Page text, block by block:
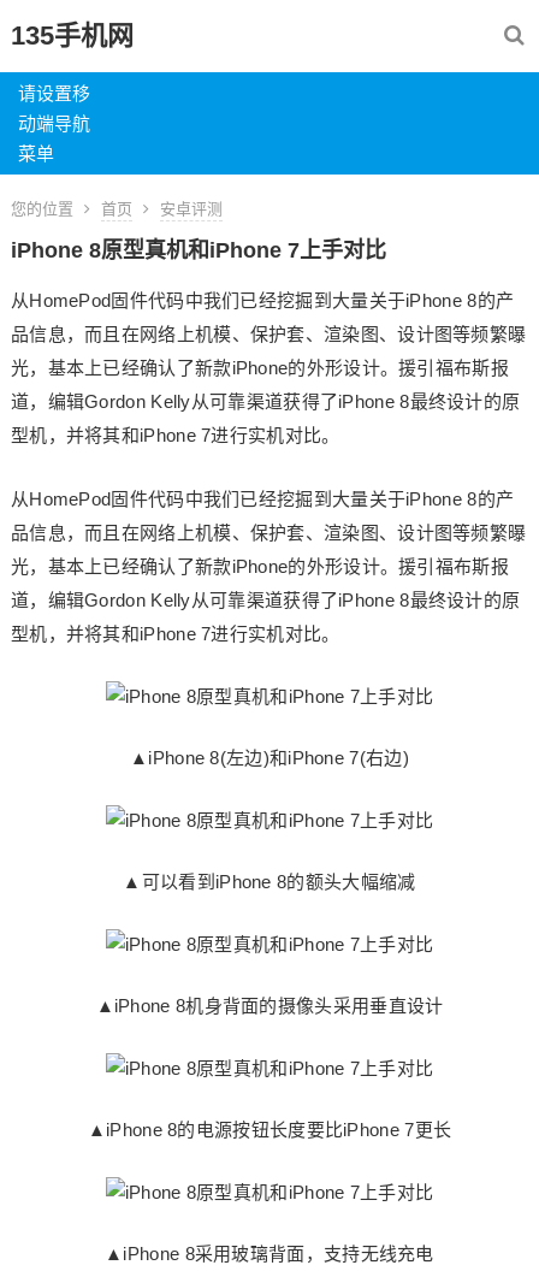
135手机网
请设置移
动端导航
菜单
您的位置 首页 安卓评测
iPhone 8原型真机和iPhone 7上手对比
从HomePod固件代码中我们已经挖掘到大量关于iPhone 8的产
品信息，而且在网络上机模、保护套、渲染图、设计图等频繁曝
光，基本上已经确认了新款iPhone的外形设计。援引福布斯报
道，编辑Gordon Kelly从可靠渠道获得了iPhone 8最终设计的原
型机，并将其和iPhone 7进行实机对比。
从HomePod固件代码中我们已经挖掘到大量关于iPhone 8的产
品信息，而且在网络上机模、保护套、渲染图、设计图等频繁曝
光，基本上已经确认了新款iPhone的外形设计。援引福布斯报
道，编辑Gordon Kelly从可靠渠道获得了iPhone 8最终设计的原
型机，并将其和iPhone 7进行实机对比。
▲iPhone 8(左边)和iPhone 7(右边)
▲可以看到iPhone 8的额头大幅缩减
▲iPhone 8机身背面的摄像头采用垂直设计
▲iPhone 8的电源按钮长度要比iPhone 7更长
▲iPhone 8采用玻璃背面，支持无线充电